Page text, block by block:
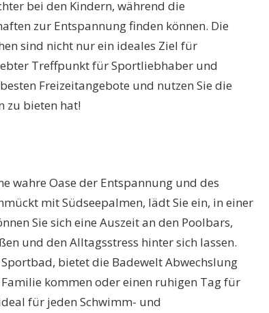
bei den Kindern, während die
zur Entspannung finden können. Die
sind nicht nur ein ideales Ziel für
Treffpunkt für Sportliebhaber und
Freizeitangebote und nutzen Sie die
zu bieten hat!
wahre Oase der Entspannung und des
mit Südseepalmen, lädt Sie ein, in einer
Sie sich eine Auszeit an den Poolbars,
und den Alltagsstress hinter sich lassen.
bietet die Badewelt Abwechslung
kommen oder einen ruhigen Tag für
für jeden Schwimm- und